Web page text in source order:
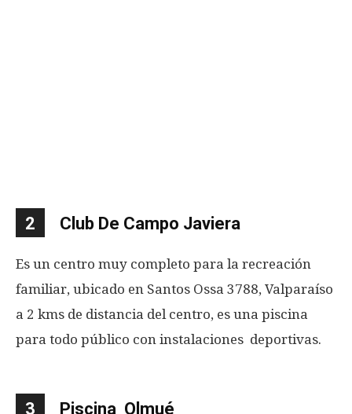
2 Club De Campo Javiera
Es un centro muy completo para la recreación
familiar, ubicado en Santos Ossa 3788, Valparaíso
a 2 kms de distancia del centro, es una piscina
para todo público con instalaciones deportivas.
3 Piscina Olmué